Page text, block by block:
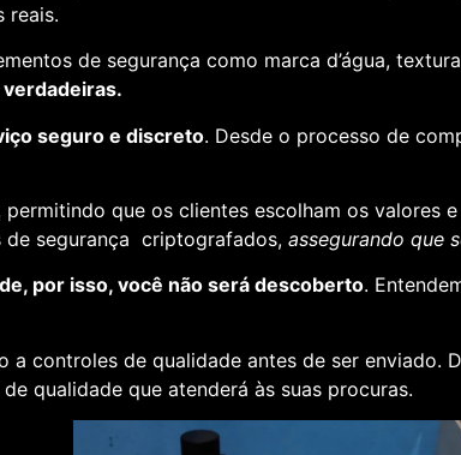
reais.
de segurança como marca d’água,
seguro e discreto. Desde o processo de
que os clientes escolham os valores
de segurança criptografados, assegurando que
por isso, você não será descoberto.
a controles de qualidade antes de ser enviado.
qualidade que atenderá às suas procuras.